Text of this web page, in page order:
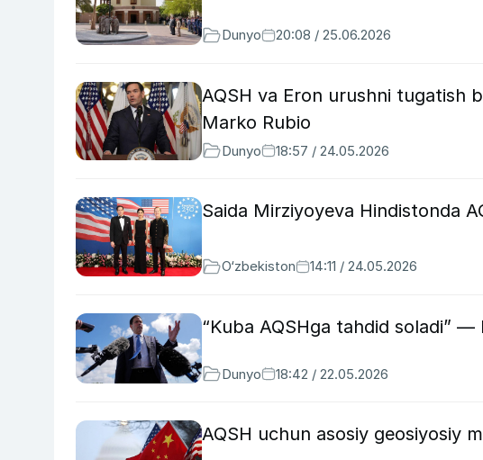
Dunyo 20:08 / 25.06.2026
AQSH va Eron urushni tugatish
Marko Rubio
Dunyo 18:57 / 24.05.2026
Saida Mirziyoyeva Hindistonda
O‘zbekiston 14:11 / 24.05.2026
“Kuba AQSHga tahdid soladi” —
Dunyo 18:42 / 22.05.2026
AQSH uchun asosiy geosiyosiy